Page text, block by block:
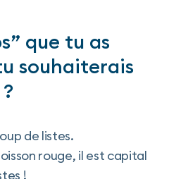
que tu as
souhaiterais
de listes.
rouge, il est capital
!